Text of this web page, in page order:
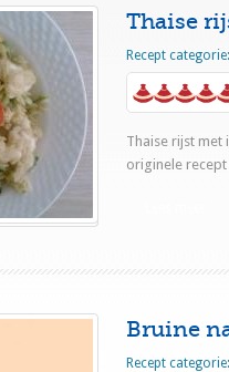
Thaise
Recept categorie:
Thaise rijst met
originele recept
Bruine
Recept categorie: